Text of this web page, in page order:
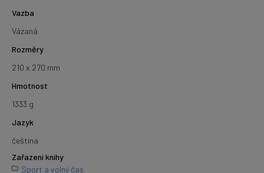
Vazba
Vázaná
Rozměry
210 x 270 mm
Hmotnost
1333 g
Jazyk
čeština
Zařazení knihy
Sport a volný čas